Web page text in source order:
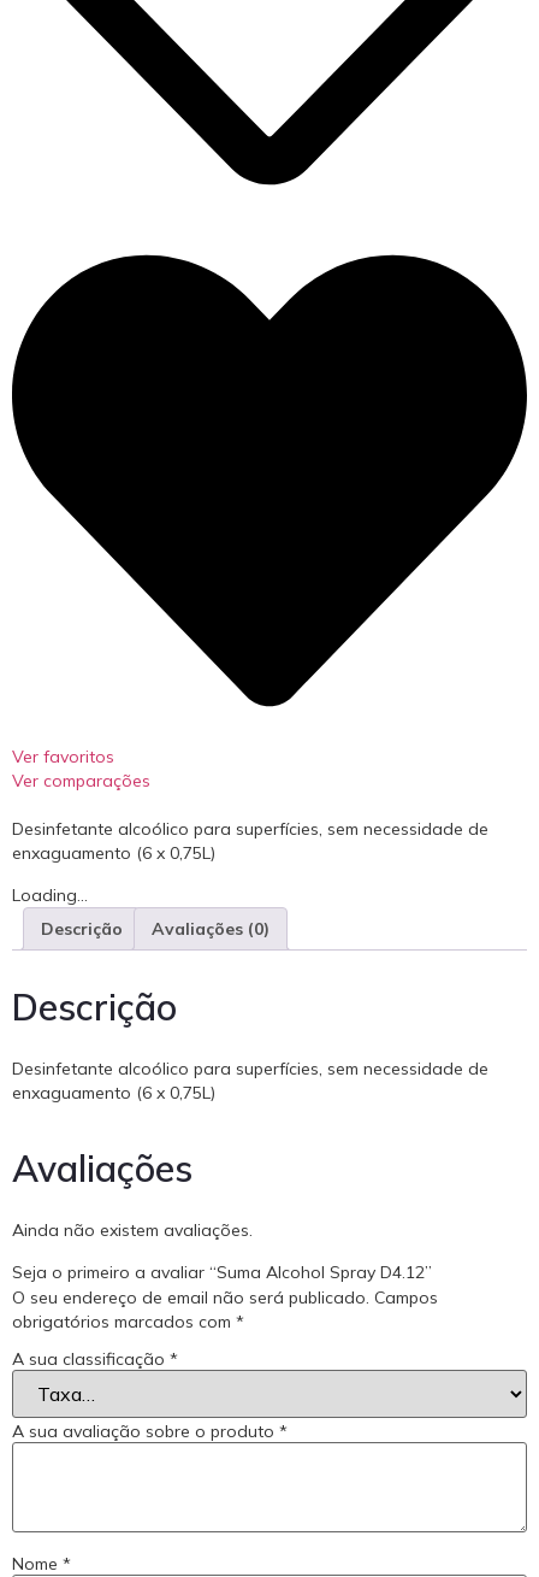
Ver favoritos
Ver comparações
Desinfetante alcoólico para superfícies, sem necessidade de
enxaguamento (6 x 0,75L)
Loading...
Descrição
Avaliações (0)
Descrição
Desinfetante alcoólico para superfícies, sem necessidade de
enxaguamento (6 x 0,75L)
Avaliações
Ainda não existem avaliações.
Seja o primeiro a avaliar “Suma Alcohol Spray D4.12”
O seu endereço de email não será publicado. Campos
obrigatórios marcados com *
A sua classificação *
A sua avaliação sobre o produto *
Nome *